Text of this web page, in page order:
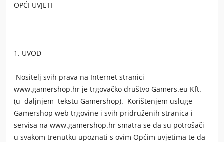
OPĆI UVJETI
1. UVOD
Nositelj svih prava na Internet stranici
www.gamershop.hr je trgovačko društvo Gamers.eu Kft.
(u daljnjem tekstu Gamershop). Korištenjem usluge
Gamershop web trgovine i svih pridruženih stranica i
servisa na www.gamershop.hr smatra se da su potrošači
u svakom trenutku upoznati s ovim Općim uvjetima te da